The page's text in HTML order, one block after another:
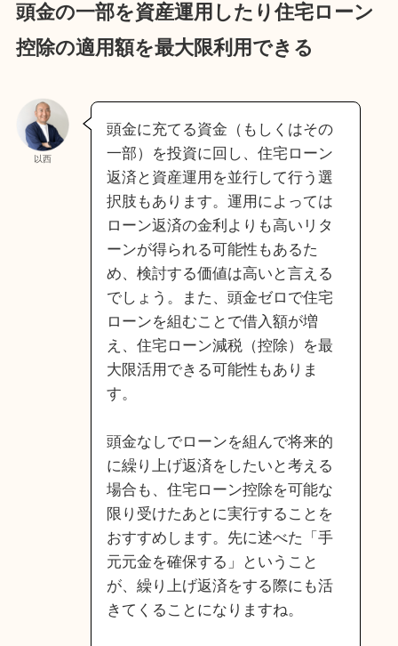
頭金の一部を資産運用したり住宅ローン
控除の適用額を最大限利用できる
以西
頭金に充てる資金（もしくはその
一部）を投資に回し、住宅ローン
返済と資産運用を並行して行う選
択肢もあります。運用によっては
ローン返済の金利よりも高いリタ
ーンが得られる可能性もあるた
め、検討する価値は高いと言える
でしょう。また、頭金ゼロで住宅
ローンを組むことで借入額が増
え、住宅ローン減税（控除）を最
大限活用できる可能性もありま
す。
頭金なしでローンを組んで将来的
に繰り上げ返済をしたいと考える
場合も、住宅ローン控除を可能な
限り受けたあとに実行することを
おすすめします。先に述べた「手
元元金を確保する」ということ
が、繰り上げ返済をする際にも活
きてくることになりますね。